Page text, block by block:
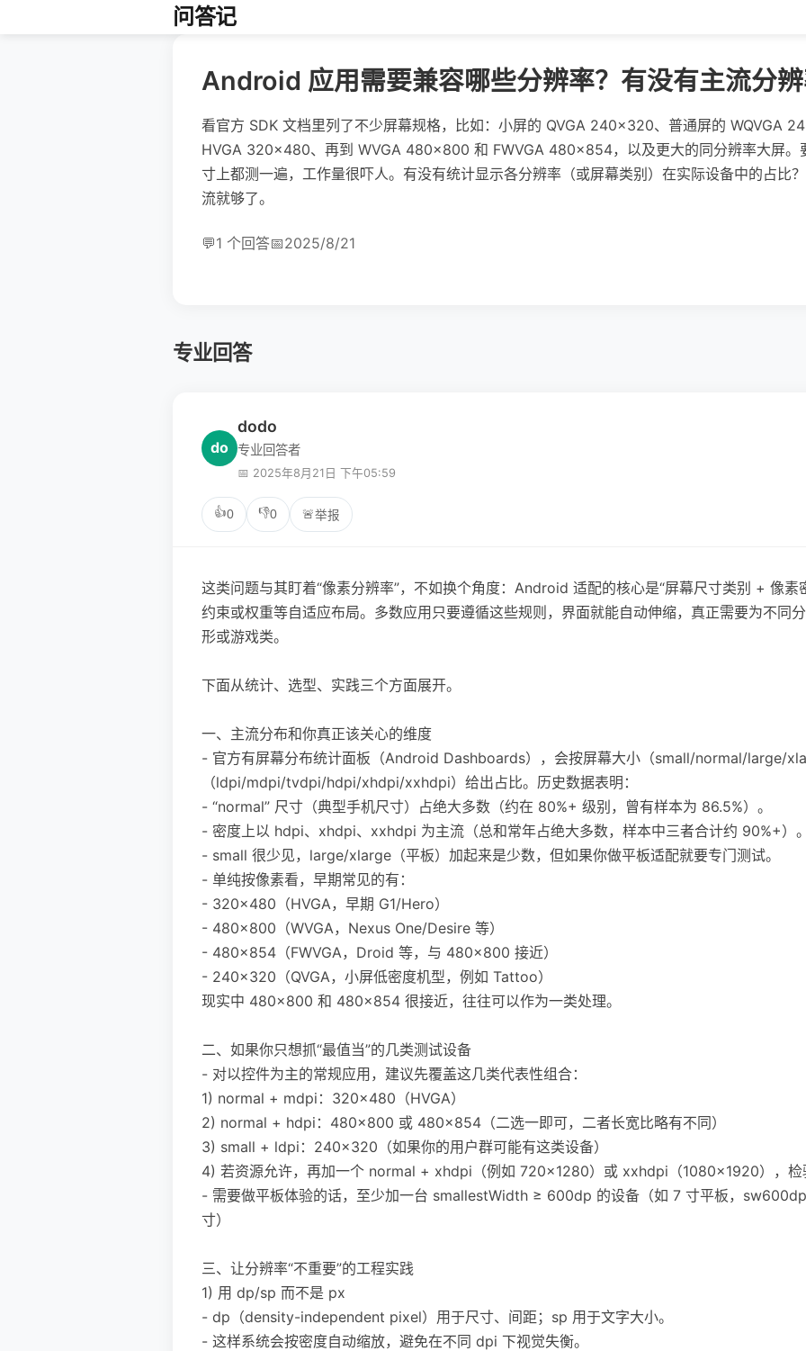
问答记
Android 应用需要兼容哪些分辨率？有没有主流分
看官方 SDK 文档里列了不少屏幕规格，比如：小屏的 QVGA 240×320、普通屏的 WQVGA
HVGA 320×480、再到 WVGA 480×800 和 FWVGA 480×854，以及更大的同分辨率大屏。
寸上都测一遍，工作量很吓人。有没有统计显示各分辨率（或屏幕类别）在实际设备中的占比
流就够了。
💬1 个回答📅2025/8/21
专业回答
do
dodo
专业回答者
📅 2025年8月21日 下午05:59
👍0 👎0 🚨举报
这类问题与其盯着“像素分辨率”，不如换个角度：Android 适配的核心是“屏幕尺寸类别 + 像
约束或权重等自适应布局。多数应用只要遵循这些规则，界面就能自动伸缩，真正需要为不同
形或游戏类。
下面从统计、选型、实践三个方面展开。
一、主流分布和你真正该关心的维度
- 官方有屏幕分布统计面板（Android Dashboards），会按屏幕大小（small/normal/large/
（ldpi/mdpi/tvdpi/hdpi/xhdpi/xxhdpi）给出占比。历史数据表明：
- “normal” 尺寸（典型手机尺寸）占绝大多数（约在 80%+ 级别，曾有样本为 86.5%）。
- 密度上以 hdpi、xhdpi、xxhdpi 为主流（总和常年占绝大多数，样本中三者合计约 90%+）
- small 很少见，large/xlarge（平板）加起来是少数，但如果你做平板适配就要专门测试。
- 单纯按像素看，早期常见的有：
- 320×480（HVGA，早期 G1/Hero）
- 480×800（WVGA，Nexus One/Desire 等）
- 480×854（FWVGA，Droid 等，与 480×800 接近）
- 240×320（QVGA，小屏低密度机型，例如 Tattoo）
现实中 480×800 和 480×854 很接近，往往可以作为一类处理。
二、如果你只想抓“最值当”的几类测试设备
- 对以控件为主的常规应用，建议先覆盖这几类代表性组合：
1) normal + mdpi：320×480（HVGA）
2) normal + hdpi：480×800 或 480×854（二选一即可，二者长宽比略有不同）
3) small + ldpi：240×320（如果你的用户群可能有这类设备）
4) 若资源允许，再加一个 normal + xhdpi（例如 720×1280）或 xxhdpi（1080×1920），检
- 需要做平板体验的话，至少加一台 smallestWidth ≥ 600dp 的设备（如 7 寸平板，
寸）
三、让分辨率“不重要”的工程实践
1) 用 dp/sp 而不是 px
- dp（density-independent pixel）用于尺寸、间距；sp 用于文字大小。
- 这样系统会按密度自动缩放，避免在不同 dpi 下视觉失衡。